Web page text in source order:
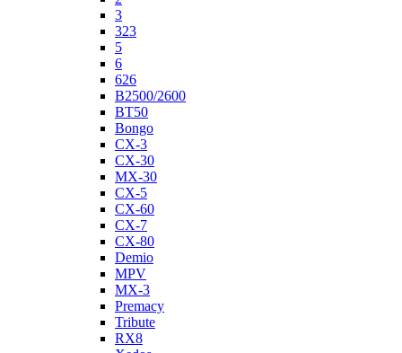
3
323
5
6
626
B2500/2600
BT50
Bongo
CX-3
CX-30
MX-30
CX-5
CX-60
CX-7
CX-80
Demio
MPV
MX-3
Premacy
Tribute
RX8